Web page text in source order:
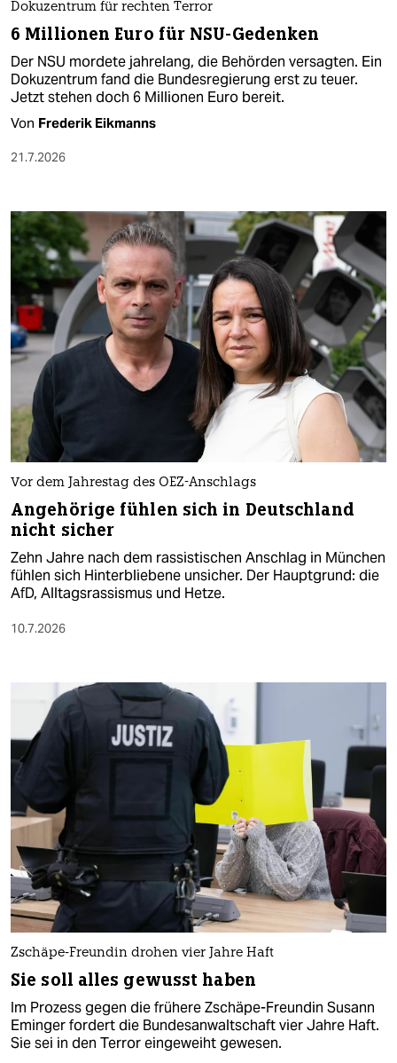
Dokuzentrum für rechten Terror
6 Millionen Euro für NSU-Gedenken
Der NSU mordete jahrelang, die Behörden versagten. Ein
Dokuzentrum fand die Bundesregierung erst zu teuer.
Jetzt stehen doch 6 Millionen Euro bereit.
Von Frederik Eikmanns
21.7.2026
Vor dem Jahrestag des OEZ-Anschlags
Angehörige fühlen sich in Deutschland
nicht sicher
Zehn Jahre nach dem rassistischen Anschlag in München
fühlen sich Hinterbliebene unsicher. Der Hauptgrund: die
AfD, Alltagsrassismus und Hetze.
10.7.2026
Zschäpe-Freundin drohen vier Jahre Haft
Sie soll alles gewusst haben
Im Prozess gegen die frühere Zschäpe-Freundin Susann
Eminger fordert die Bundesanwaltschaft vier Jahre Haft.
Sie sei in den Terror eingeweiht gewesen.